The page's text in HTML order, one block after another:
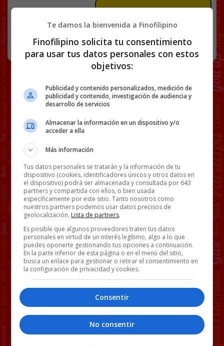
RANDOM 7 MAYO, 2026
Te damos la bienvenida a Finofilipino
Finofilipino solicita tu consentimiento
para usar tus datos personales con estos
objetivos:
Publicidad y contenido personalizados, medición de
publicidad y contenido, investigación de audiencia y
desarrollo de servicios
Almacenar la información en un dispositivo y/o
acceder a ella
Más información
Tus datos personales se tratarán y la información de tu
dispositivo (cookies, identificadores únicos y otros datos en
el dispositivo) podrá ser almacenada y consultada por 643
partners y compartida con ellos, o bien usada
específicamente por este sitio. Tanto nosotros como
nuestros partners podemos usar datos precisos de
geolocalización. Lista de partners.
Es posible que algunos proveedores traten tus datos
personales en virtud de un interés legítimo, algo a lo que
puedes oponerte gestionando tus opciones a continuación.
En la parte inferior de esta página o en el menú del sitio,
busca un enlace para gestionar o retirar el consentimiento en
la configuración de privacidad y cookies.
Consentir
No consentir